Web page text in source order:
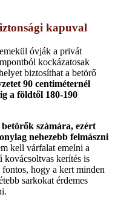
kapuval
óvják a privát
kockázatosak
biztosíthat a betörő
90 centiméternél
a földtől 180-190
számára, ezért
nehezebb felmászni
kell várfalat emelni a
kovácsoltvas kerítés is
hogy a kert minden
sarkokat érdemes